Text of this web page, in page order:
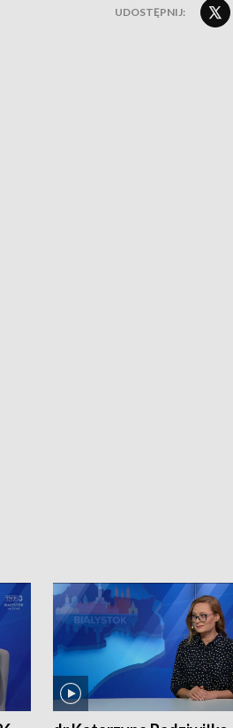
UDOSTĘPNIJ: